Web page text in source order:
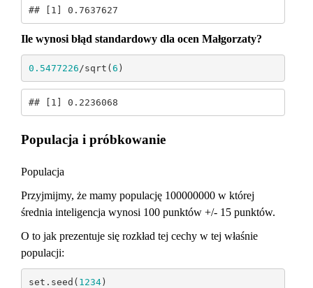
## [1] 0.7637627
Ile wynosi błąd standardowy dla ocen Małgorzaty?
0.5477226 /sqrt(6 )
## [1] 0.2236068
Populacja i próbkowanie
Populacja
Przyjmijmy, że mamy populację 100000000 w której
średnia inteligencja wynosi 100 punktów +/- 15 punktów.
O to jak prezentuje się rozkład tej cechy w tej właśnie
populacji:
set.seed( 1234)